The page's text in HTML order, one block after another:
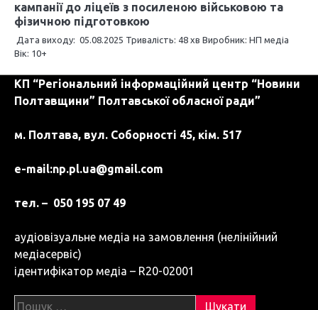
кампанії до ліцеїв з посиленою військовою та
фізичною підготовкою
Дата виходу: 05.08.2025 Тривалість: 48 хв Виробник: НП медіа
Вік: 10+
КП “Регіональний інформаційний центр “Новини
Полтавщини” Полтавської обласної ради”
м. Полтава, вул. Соборності 45, кім. 517
e-mail:np.pl.ua@gmail.com
тел. – 050 195 07 49
аудіовізуальне медіа на замовлення (нелінійний
медіасервіс)
ідентифікатор медіа – R20-02001
Пошук: